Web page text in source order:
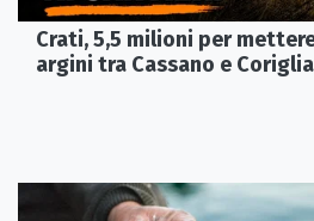
Crati, 5,5 milioni per
argini tra Cassano e